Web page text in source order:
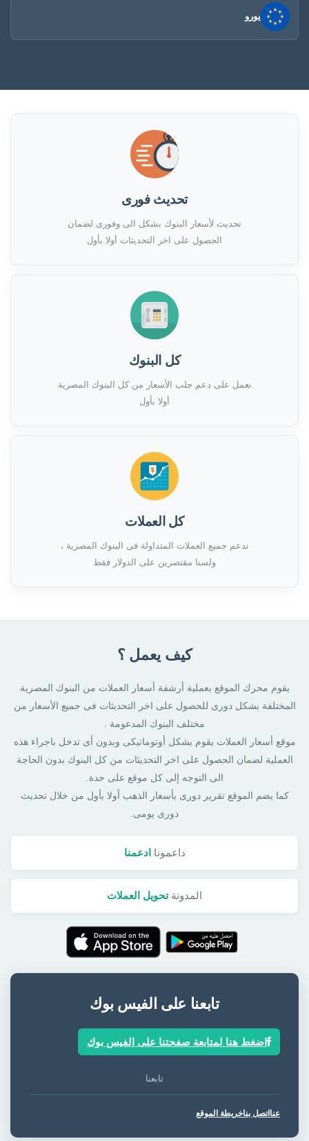
يورو
تحديث فورى
تحديث لأسعار البنوك بشكل الى وفورى لضمان
الحصول على اخر التحديثات أولا بأول
كل البنوك
نعمل على دعم جلب الأسعار من كل البنوك المصرية
أولا بأول
كل العملات
ندعم جميع العملات المتداولة فى البنوك المصرية ،
ولسنا مقتصرين على الدولار فقط
كيف يعمل ؟
يقوم محرك الموقع بعملية أرشفة أسعار العملات من البنوك المصرية
المختلفة بشكل دورى للحصول على اخر التحديثات فى جميع الأسعار من
مختلف البنوك المدعومة .
موقع أسعار العملات يقوم بشكل أوتوماتيكى وبدون أى تدخل باجراء هذه
العملية لضمان الحصول على اخر التحديثات من كل البنوك بدون الحاجة
الى التوجه إلى كل موقع على حدة.
كما يضم الموقع تقرير دورى بأسعار الذهب أولا بأول من خلال تحديث
دورى يومى.
داعمونا ادعمنا
المدونةتحويل العملات
تابعنا على الفيس بوك
اضغط هنا لمتابعة صفحتنا على الفيس بوك
تابعنا
عنا اتصل بناخريطة الموقع